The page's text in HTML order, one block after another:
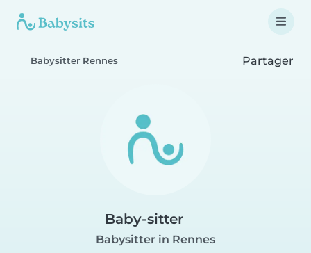
Babysitter Rennes Partager
Baby-sitter
Babysitter in Rennes